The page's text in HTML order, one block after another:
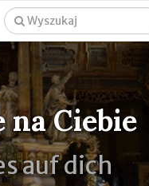
na Ciebie
auf dich